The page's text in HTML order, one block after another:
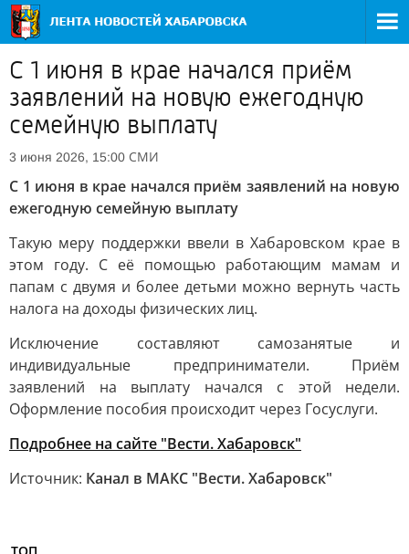
С 1 июня в крае начался приём
заявлений на новую ежегодную
семейную выплату
3 июня 2026, 15:00 СМИ
С 1 июня в крае начался приём заявлений на новую
ежегодную семейную выплату
Такую меру поддержки ввели в Хабаровском крае в
этом году. С её помощью работающим мамам и
папам с двумя и более детьми можно вернуть часть
налога на доходы физических лиц.
Исключение составляют самозанятые и
индивидуальные предприниматели. Приём
заявлений на выплату начался с этой недели.
Оформление пособия происходит через Госуслуги.
Подробнее на сайте "Вести. Хабаровск"
Источник: Канал в МАКС "Вести. Хабаровск"